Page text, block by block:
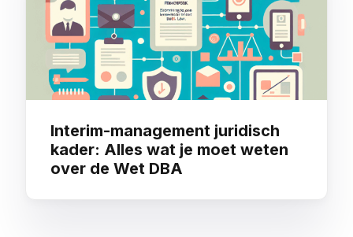
Interim-management juridisch
kader: Alles wat je moet weten
over de Wet DBA